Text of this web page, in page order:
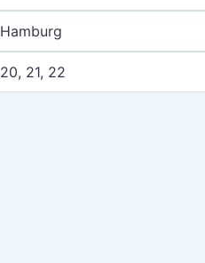
Hamburg
20, 21, 22